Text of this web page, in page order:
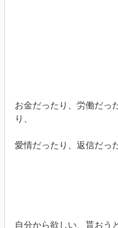
お金だったり、労働だっ
り、
愛情だったり、返信だっ
自分から欲しい、貰おう